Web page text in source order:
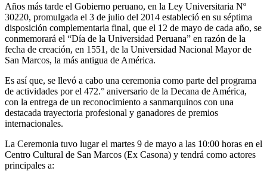
Años más tarde el Gobierno peruano, en la Ley Universitaria Nº
30220, promulgada el 3 de julio del 2014 estableció en su séptima
disposición complementaria final, que el 12 de mayo de cada año, se
conmemorará el “Día de la Universidad Peruana” en razón de la
fecha de creación, en 1551, de la Universidad Nacional Mayor de
San Marcos, la más antigua de América.
Es así que, se llevó a cabo una ceremonia como parte del programa
de actividades por el 472.° aniversario de la Decana de América,
con la entrega de un reconocimiento a sanmarquinos con una
destacada trayectoria profesional y ganadores de premios
internacionales.
La Ceremonia tuvo lugar el martes 9 de mayo a las 10:00 horas en el
Centro Cultural de San Marcos (Ex Casona) y tendrá como actores
principales a: